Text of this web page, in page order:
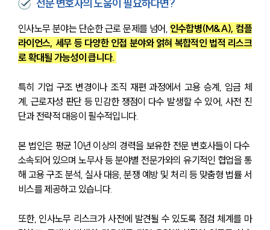
전문 변호사의 도움이 필요하다면?
인사노무 분야는 단순한 근로 문제를 넘어, 인수합병(M&A), 컴플
라이언스, 세무 등 다양한 인접 분야와 얽혀 복합적인 법적 리스크
로 확대될 가능성이 큽니다.
특히 기업 구조 변경이나 조직 재편 과정에서 고용 승계, 임금 체
계, 근로자성 판단 등 민감한 쟁점이 다수 발생할 수 있어, 사전 진
단과 전략적 대응이 필수적입니다.
본 법인은 평균 10년 이상의 경력을 보유한 전문 변호사들이 다수
소속되어 있으며 노무사 등 분야별 전문가와의 유기적인 협업을 통
해 고용 구조 분석, 실사 대응, 분쟁 예방 및 처리 등 맞춤형 법률 서
비스를 제공하고 있습니다.
또한, 인사노무 리스크가 사전에 발견될 수 있도록 점검 체계를 마